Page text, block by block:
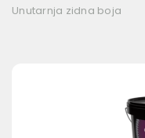
Unutarnja zidna boja